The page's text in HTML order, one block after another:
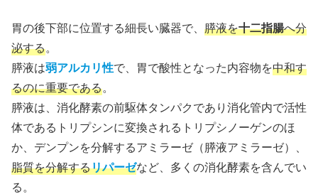
胃の後下部に位置する細長い臓器で、 膵液を十二指腸へ分
泌する。
膵液は弱アルカリ性で、胃で酸性となった内容物を中和す
るのに重要である。
膵液は、消化酵素の前駆体タンパクであり消化管内で活性
体であるトリプシンに変換されるトリプシノーゲンのほ
か、デンプンを分解するアミラーゼ（膵液アミラーゼ）、
脂質を分解するリパーゼなど、多くの消化酵素を含んでい
る。